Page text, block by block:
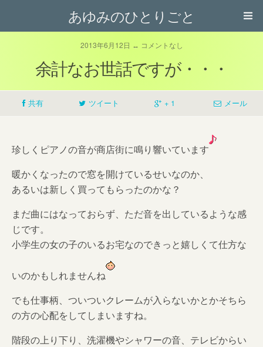
あゆみのひとりごと
2013年6月12日 ↔ コメントなし
余計なお世話ですが・・・
共有 ツイート + 1 メール
珍しくピアノの音が商店街に鳴り響いています
暖かくなったので窓を開けているせいなのか、
あるいは新しく買ってもらったのかな？
まだ曲にはなっておらず、ただ音を出しているような感
じです。
小学生の女の子のいるお宅なのできっと嬉しくて仕方な
いのかもしれませんね
でも仕事柄、ついついクレームが入らないかとかそちら
の方の心配をしてしまいますね。
階段の上り下り、洗濯機やシャワーの音、テレビからい